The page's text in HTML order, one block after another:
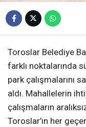
Toroslar Belediye
farklı noktalarında
park çalışmalarını
aldı. Mahallelerin
çalışmaların
Toroslar’ın her